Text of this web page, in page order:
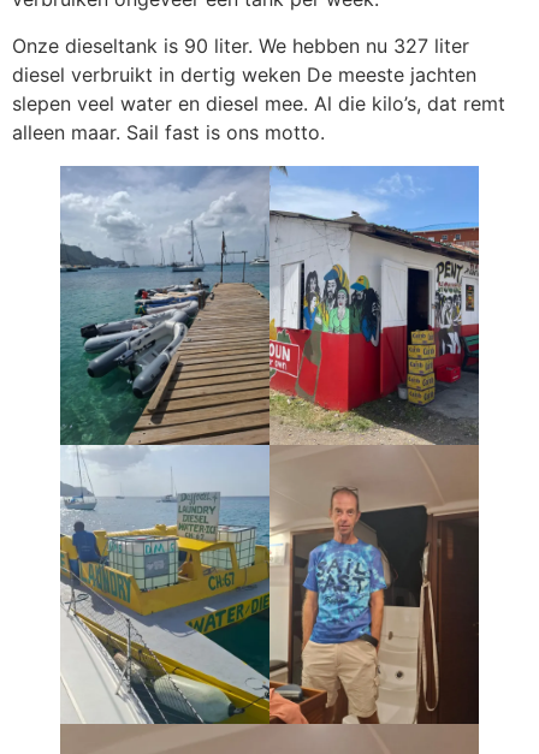
Onze dieseltank is 90 liter. We hebben nu 327 liter
diesel verbruikt in dertig weken De meeste jachten
slepen veel water en diesel mee. Al die kilo’s, dat remt
alleen maar. Sail fast is ons motto.